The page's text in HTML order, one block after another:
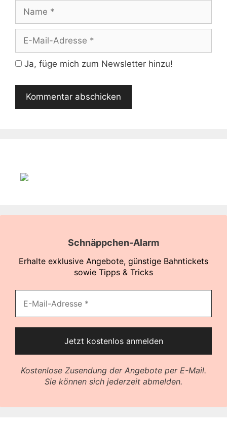
Name
Adresse
Ja, füge mich zum Newsletter hinzu!
Schnäppchen-Alarm
Erhalte exklusive Angebote, günstige Bahntickets
sowie Tipps & Tricks
Kostenlose Zusendung der Angebote per E-Mail.
Sie können sich jederzeit abmelden.